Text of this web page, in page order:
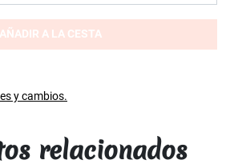
AÑADIR A LA CESTA
y cambios.
relacionados